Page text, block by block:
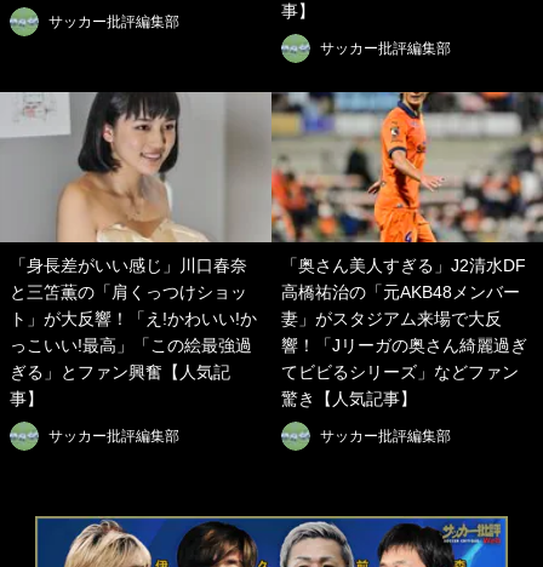
サッカー批評編集部
事】
サッカー批評編集部
「身長差がいい感じ」川口春奈
と三笘薫の「肩くっつけショッ
ト」が大反響！「え!かわいい!か
っこいい!最高」「この絵最強過
ぎる」とファン興奮【人気記
事】
サッカー批評編集部
「奥さん美人すぎる」J2清水DF
高橋祐治の「元AKB48メンバー
妻」がスタジアム来場で大反
響！「Jリーガの奥さん綺麗過ぎ
てビビるシリーズ」などファン
驚き【人気記事】
サッカー批評編集部